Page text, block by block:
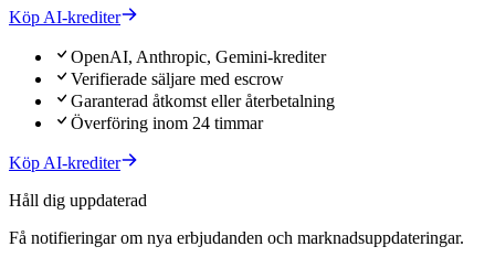
Köp AI-krediter
OpenAI, Anthropic, Gemini-krediter
Verifierade säljare med escrow
Garanterad åtkomst eller återbetalning
Överföring inom 24 timmar
Köp AI-krediter
Håll dig uppdaterad
Få notifieringar om nya erbjudanden och marknadsuppdateringar.